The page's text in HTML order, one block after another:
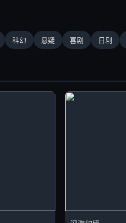
科幻 悬疑 喜剧 日剧